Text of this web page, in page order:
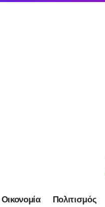
Οικονομία Πολιτισμός